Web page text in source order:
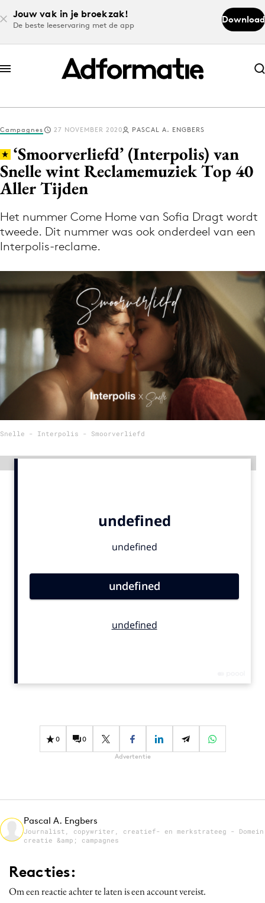
Jouw vak in je broekzak!
De beste leeservaring met de app
Download
Abonneer nu
Abonneer nu
Log in
Volg het laatste nieuws via de Adformatie
Nieuws app
Home
9 sept: GenAI-training
12 nov: MarketingLive!
Adverteren
Events
Academy
Carriere
Contentmarketing
Digital transformation
Gedragsverandering
Influencer marketing
Merkstrategie
PR
Purpose Marketing
Reputatie & crisis
Campagnes 27 NOVEMBER 2020 PASCAL A. ENGBERS
‘Smoorverliefd’ (Interpolis) van
Snelle wint Reclamemuziek Top 40
Aller Tijden
Het nummer Come Home van Sofia Dragt wordt
tweede. Dit nummer was ook onderdeel van een
Interpolis-reclame.
Snelle - Interpolis - Smoorverliefd
0 0
Advertentie
Pascal A. Engbers
Journalist, copywriter, creatief- en merkstrateeg - Domein
creatie &amp; campagnes
Reacties:
Om een reactie achter te laten is een account vereist.